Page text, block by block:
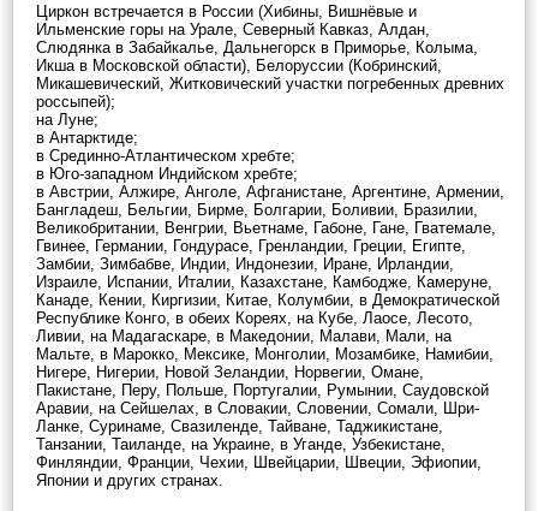
Циркон встречается в России (Хибины, Вишнёвые и
Ильменские горы на Урале, Северный Кавказ, Алдан,
Слюдянка в Забайкалье, Дальнегорск в Приморье, Колыма,
Икша в Московской области), Белоруссии (Кобринский,
Микашевический, Житковический участки погребенных древних
россыпей);
на Луне;
в Антарктиде;
в Срединно-Атлантическом хребте;
в Юго-западном Индийском хребте;
в Австрии, Алжире, Анголе, Афганистане, Аргентине, Армении,
Бангладеш, Бельгии, Бирме, Болгарии, Боливии, Бразилии,
Великобритании, Венгрии, Вьетнаме, Габоне, Гане, Гватемале,
Гвинее, Германии, Гондурасе, Гренландии, Греции, Египте,
Замбии, Зимбабве, Индии, Индонезии, Иране, Ирландии,
Израиле, Испании, Италии, Казахстане, Камбодже, Камеруне,
Канаде, Кении, Киргизии, Китае, Колумбии, в Демократической
Республике Конго, в обеих Кореях, на Кубе, Лаосе, Лесото,
Ливии, на Мадагаскаре, в Македонии, Малави, Мали, на
Мальте, в Марокко, Мексике, Монголии, Мозамбике, Намибии,
Нигере, Нигерии, Новой Зеландии, Норвегии, Омане,
Пакистане, Перу, Польше, Португалии, Румынии, Саудовской
Аравии, на Сейшелах, в Словакии, Словении, Сомали, Шри-
Ланке, Суринаме, Свазиленде, Тайване, Таджикистане,
Танзании, Таиланде, на Украине, в Уганде, Узбекистане,
Финляндии, Франции, Чехии, Швейцарии, Швеции, Эфиопии,
Японии и других странах.